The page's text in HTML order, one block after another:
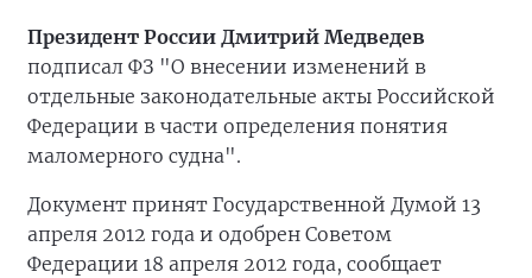
Президент России Дмитрий Медведев
подписал ФЗ "О внесении изменений в
отдельные законодательные акты Российской
Федерации в части определения понятия
маломерного судна".
Документ принят Государственной Думой 13
апреля 2012 года и одобрен Советом
Федерации 18 апреля 2012 года, сообщает